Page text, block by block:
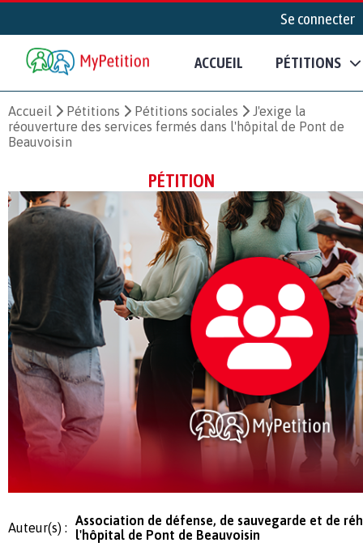
Se connecter
ACCUEIL PÉTITIONS
Accueil Pétitions Pétitions sociales
J'exige la
réouverture des services fermés dans l'hôpital de Pont de
Beauvoisin
PÉTITION
Auteur(s) :
Association de défense, de sauvegarde et de
l'hôpital de Pont de Beauvoisin